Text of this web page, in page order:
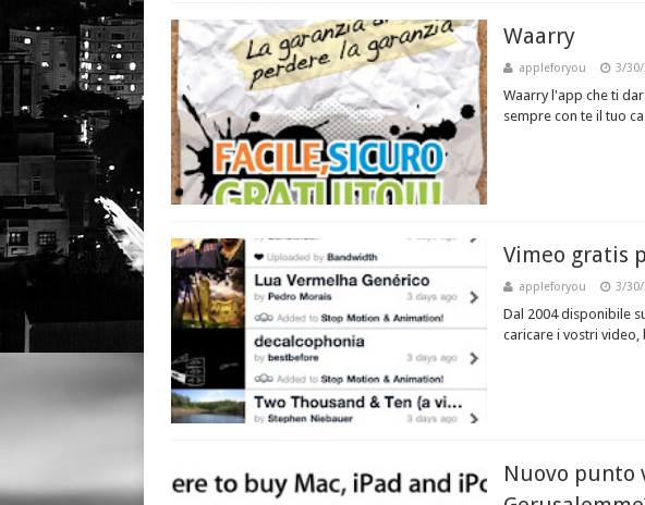
Waarry
appleforyou 3/30/
Waarry l'app che ti
sempre con te il tuo
Vimeo gratis
appleforyou 3/30/
Dal 2004 disponibile
caricare i vostri video,
Nuovo punto